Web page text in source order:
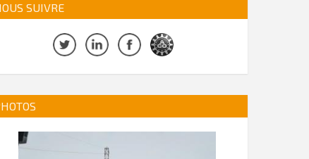
SUIVRE